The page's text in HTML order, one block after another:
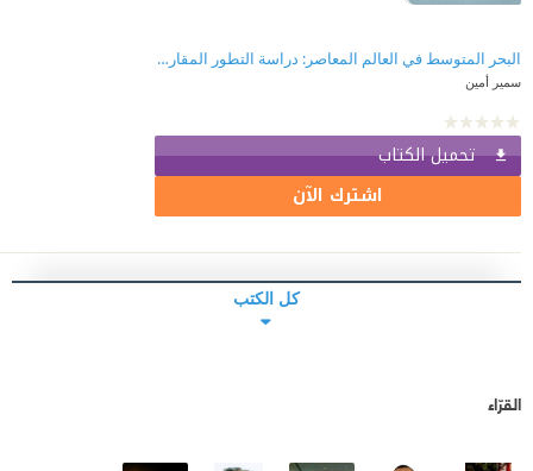
البحر المتوسط في العالم المعاصر: دراسة التطور المقارن (الوطن العربي وتركيا وجنوب أوروبا)
سمير أمين
تحميل الكتاب
اشترك الآن
كل الكتب
القرّاء